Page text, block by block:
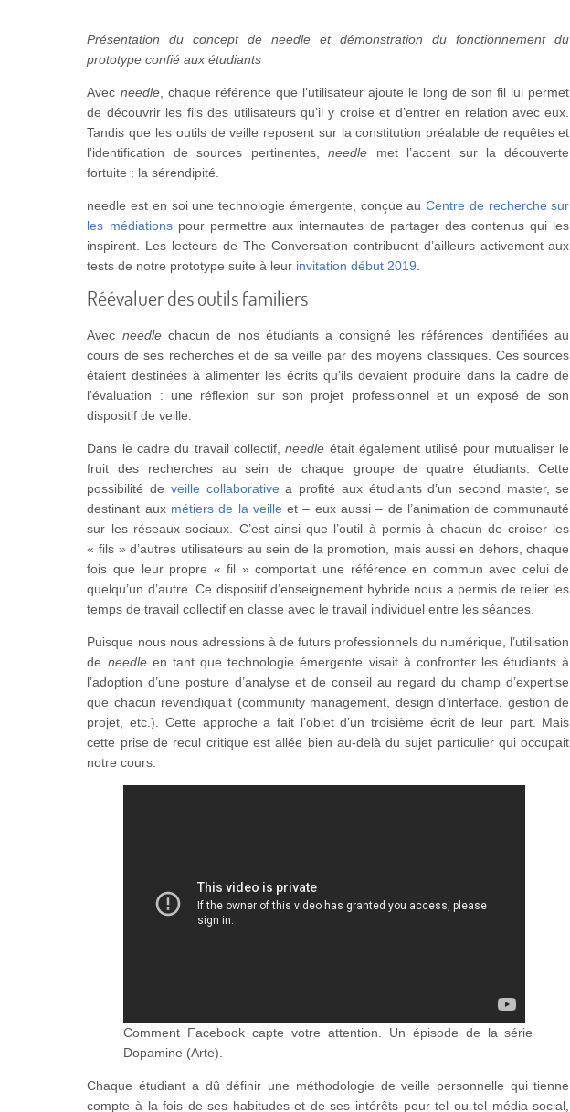
Présentation du concept de needle et démonstration du fonctionnement du
prototype confié aux étudiants
Avec needle, chaque référence que l’utilisateur ajoute le long de son fil lui permet
de découvrir les fils des utilisateurs qu’il y croise et d’entrer en relation avec eux.
Tandis que les outils de veille reposent sur la constitution préalable de requêtes et
l’identification de sources pertinentes,needle met l’accent sur la découverte
fortuite : la sérendipité.
needle est en soi une technologie émergente, conçue auCentre de recherche sur
les médiationspour permettre aux internautes de partager des contenus qui les
inspirent. Les lecteurs de The Conversation contribuent d’ailleurs activement aux
tests de notre prototype suite à leur invitation début 2019
Réévaluer des outils familiers
Avec needlechacun de nos étudiants a consigné les références identifiées au
cours de ses recherches et de sa veille par des moyens classiques. Ces sources
étaient destinées à alimenter les écrits qu’ils devaient produire dans la cadre de
l’évaluation : une réflexion sur son projet professionnel et un exposé de son
dispositif de veille.
Dans le cadre du travail collectif,needle était également utilisé pour mutualiser le
fruit des recherches au sein de chaque groupe de quatre étudiants. Cette
possibilité de veille collaborative a profité aux étudiants d’un second master, se
destinant aux métiers de la veille et – eux aussi – de l’animation de communauté
sur les réseaux sociaux. C’est ainsi que l’outil à permis à chacun de croiser les
« fils » d’autres utilisateurs au sein de la promotion, mais aussi en dehors, chaque
fois que leur propre « fil » comportait une référence en commun avec celui de
quelqu’un d’autre. Ce dispositif d’enseignement hybride nous a permis de relier les
temps de travail collectif en classe avec le travail individuel entre les séances.
Puisque nous nous adressions à de futurs professionnels du numérique, l’utilisation
de needleen tant que technologie émergente visait à confronter les étudiants à
l’adoption d’une posture d’analyse et de conseil au regard du champ d’expertise
que chacun revendiquait (community management, design d’interface, gestion de
projet, etc.). Cette approche a fait l’objet d’un troisième écrit de leur part. Mais
cette prise de recul critique est allée bien au-delà du sujet particulier qui occupait
notre cours.
Comment Facebook capte votre attention. Un épisode de la série
Dopamine (Arte).
Chaque étudiant a dû définir une méthodologie de veille personnelle qui tienne
compte à la fois de ses habitudes et de ses intérêts pour tel ou tel média social,